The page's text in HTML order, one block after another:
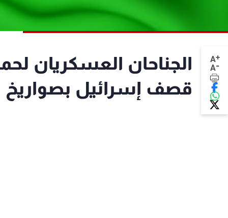
A+
A-
الجناحان العسكريان
قصف إسرائيل بصواريخ